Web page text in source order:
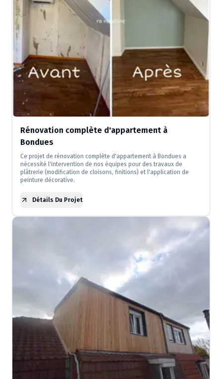
Rénovation complète d'appartement à
Bondues
Ce projet de rénovation complète d'appartement à Bondues a
nécessité l'intervention de nos équipes pour des travaux de
plâtrerie (modification de cloisons, finitions) et l'application de
peinture décorative.
Détails Du Projet